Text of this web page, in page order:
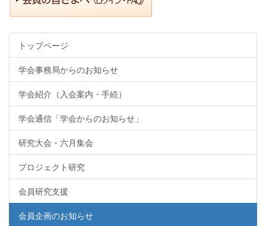
トップページ
学会事務局からのお知らせ
学会紹介（入会案内・手続）
学会通信「学会からのお知らせ」
研究大会・六月集会
プロジェクト研究
会員研究支援
会員企画のお知らせ